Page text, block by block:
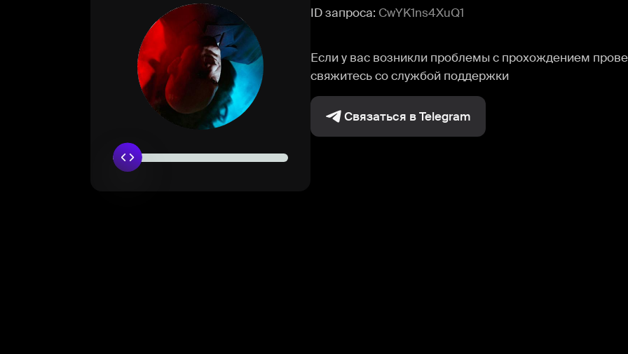
ID запроса: CwYK1ns4XuQ1
Если у вас возникли проблемы с прохождением
свяжитесь со службой поддержки
Связаться в Telegram